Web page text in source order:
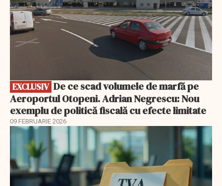
EXCLUSIV
Aeroportul Otopeni. Adrian Negrescu: Nou
exemplu de politică fiscală cu efecte limitate
09 FEBRUARIE 2026